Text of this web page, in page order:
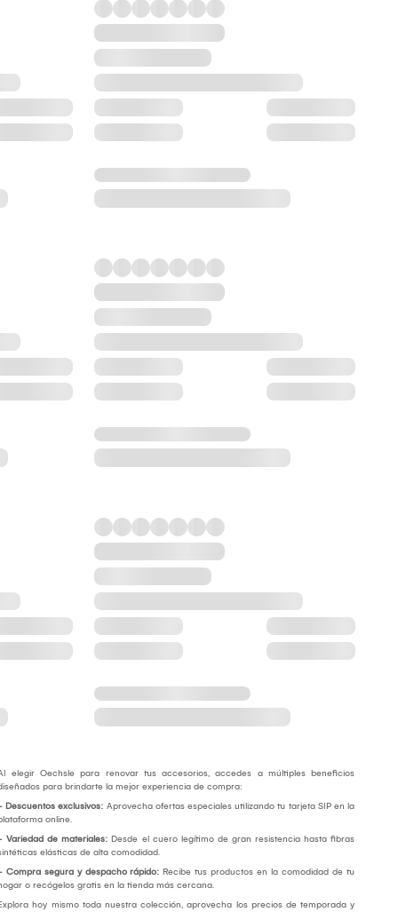
elegir Oechsle para renovar tus accesorios, accedes a múltiples beneficios
para brindarte la mejor experiencia de compra:
Descuentos exclusivos: Aprovecha ofertas especiales utilizando tu tarjeta SIP en la
online.
Variedad de materiales: Desde el cuero legítimo de gran resistencia hasta fibras
elásticas de alta comodidad.
Compra segura y despacho rápido: Recibe tus productos en la comodidad de tu
o recógelos gratis en la tienda más cercana.
hoy mismo toda nuestra colección, aprovecha los precios de temporada y